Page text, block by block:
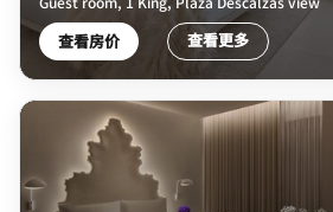
查看房价 查看更多